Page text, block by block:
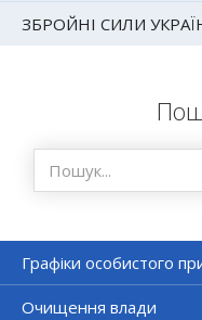
ЗБРОЙНІ СИЛИ
Графіки особистого
Очищення влади